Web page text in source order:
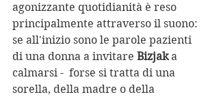
agonizzante quotidianità è reso
principalmente attraverso il suono:
se all'inizio sono le parole pazienti
di una donna a invitare Bizjak a
calmarsi -  forse si tratta di una
sorella, della madre o della